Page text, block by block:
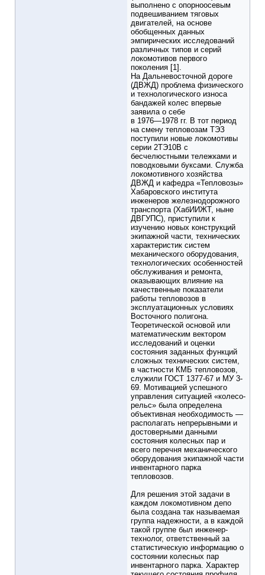
выполнено с опорноосевым
подвешиванием тяговых
двигателей, на основе
обобщенных данных
эмпирических исследований
различных типов и серий
локомотивов первого
поколения [1].
На Дальневосточной дороге
(ДВЖД) проблема физического
и технологического износа
бандажей колес впервые
заявила о себе
в 1976—1978 гг. В тот период
на смену тепловозам ТЭЗ
поступили новые локомотивы
серии 2ТЭ10В с
бесчелюстными тележками и
поводковыми буксами. Служба
локомотивного хозяйства
ДВЖД и кафедра «Тепловозы»
Хабаровского института
инженеров железнодорожного
транспорта (ХабИИЖТ, ныне
ДВГУПС), приступили к
изучению новых конструкций
экипажной части, технических
характеристик систем
механического оборудования,
технологических особенностей
обслуживания и ремонта,
оказывающих влияние на
качественные показатели
работы тепловозов в
эксплуатационных условиях
Восточного полигона.
Теоретической основой или
математическим вектором
исследований и оценки
состояния заданных функций
сложных технических систем,
в частности КМБ тепловозов,
служили ГОСТ 1377-67 и МУ 3-
69. Мотивацией успешного
управления ситуацией «колесо-
рельс» была определена
объективная необходимость —
располагать непрерывными и
достоверными данными
состояния колесных пар и
всего перечня механического
оборудования экипажной части
инвентарного парка
тепловозов.
Для решения этой задачи в
каждом локомотивном депо
была создана так называемая
группа надежности, а в каждой
такой группе был инженер-
технолог, ответственный за
статистическую информацию о
состоянии колесных пар
инвентарного парка. Характер